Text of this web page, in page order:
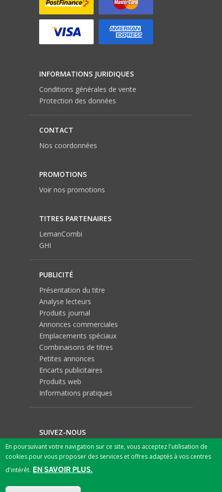
INFORMATIONS JURIDIQUES
Conditions générales de vente
Protection des données
CONTACT
Nos coordonnées
PROMOTIONS
Voir nos promotions
TITRES PARTENAIRES
LemanCombi
GHI
PUBLICITÉ
Présentation du titre
Analyse lecteurs
Produits journal
Annonces commerciales
Emplacements spéciaux
Combinaisons de titres
Petites annonces
Encarts publicitaires
Produits web
Informations pratiques
SUIVEZ-NOUS
En poursuivant votre navigation sur ce site, vous acceptez l'utilisation de
cookies pour vous proposer des services et offres adaptés à vos centres
d'intérêt. EN SAVOIR PLUS.